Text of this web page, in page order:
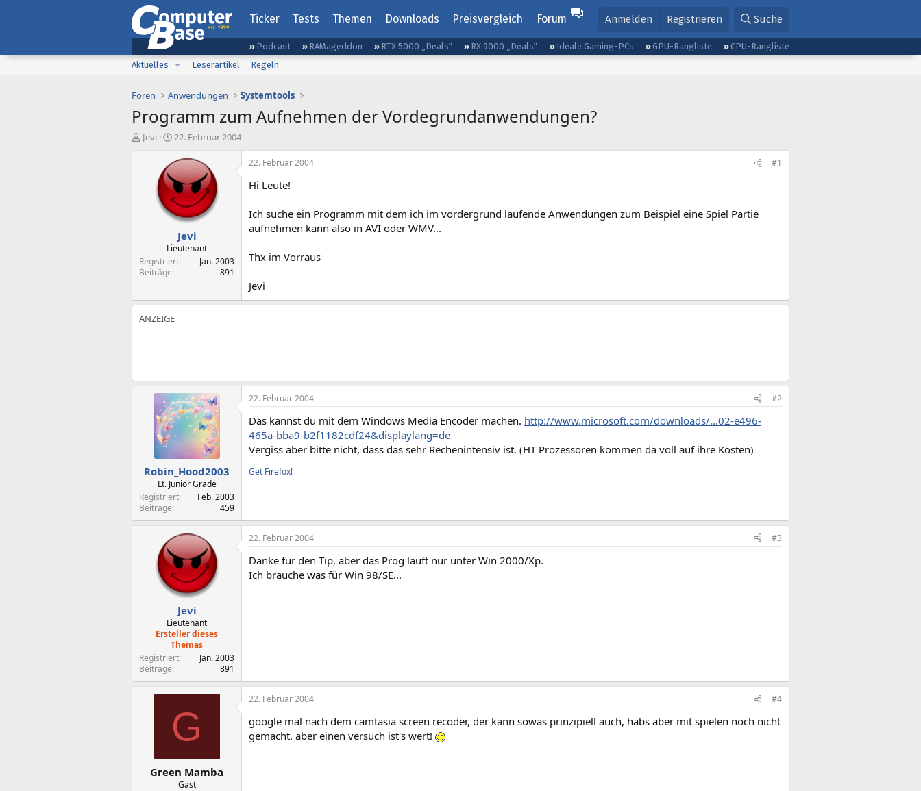
Ticker Tests Themen Downloads Preisvergleich Forum Anmelden Registrieren Suche
Podcast RAMageddon RTX 5000 „Deals“ RX 9000 „Deals“ Ideale Gaming-PCs GPU-Rangliste
CPU-Rangliste
Aktuelles
Leserartikel Regeln
Foren Anwendungen Systemtools
Programm zum Aufnehmen der Vordegrundanwendungen?
E
Jevi
E
s
t
e
l
l
t
m
22. Februar 2004
Jevi
Lieutenant
Registriert
Jan. 2003
Beiträge
891
22. Februar 2004 #1
Hi Leute!
Ich suche ein Programm mit dem ich im vordergrund laufende Anwendungen zum Beispiel eine Spiel Partie
aufnehmen kann also in AVI oder WMV...
Thx im Vorraus
Jevi
Robin_Hood2003
Lt. Junior Grade
Registriert
Feb. 2003
Beiträge
459
22. Februar 2004 #2
Das kannst du mit dem Windows Media Encoder machen. http://www.microsoft.com/downloads/...02-e496-
465a-bba9-b2f1182cdf24&displaylang=de
Vergiss aber bitte nicht, dass das sehr Rechenintensiv ist. (HT Prozessoren kommen da voll auf ihre Kosten)
Get Firefox!
Jevi
Lieutenant
Ersteller dieses
Themas
Registriert
Jan. 2003
Beiträge
891
22. Februar 2004 #3
Danke für den Tip, aber das Prog läuft nur unter Win 2000/Xp.
Ich brauche was für Win 98/SE...
G
Green Mamba
Gast
22. Februar 2004 #4
google mal nach dem camtasia screen recoder, der kann sowas prinzipiell auch, habs aber mit spielen noch nicht
gemacht. aber einen versuch ist's wert!